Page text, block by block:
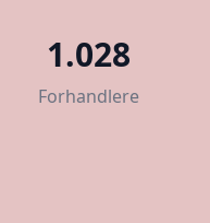
1.028
Forhandlere